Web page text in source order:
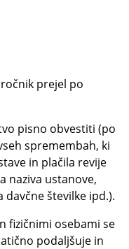
prejel po
pisno obvestiti (po
spremembah, ki
in plačila revije
naziva ustanove,
številke ipd.).
fizičnimi osebami se
podaljšuje in